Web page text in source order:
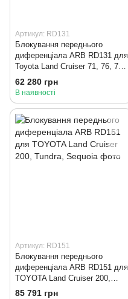
Артикул: RD131
Блокування переднього
диференціала ARB RD131 для
Toyota Land Cruiser 71, 76, 78,
79, 100, 105, Lexus LX470
62 280 грн
В наявності
Артикул: RD151
Блокування переднього
диференціала ARB RD151 для
TOYOTA Land Cruiser 200,
Tundra, Sequoia
85 791 грн